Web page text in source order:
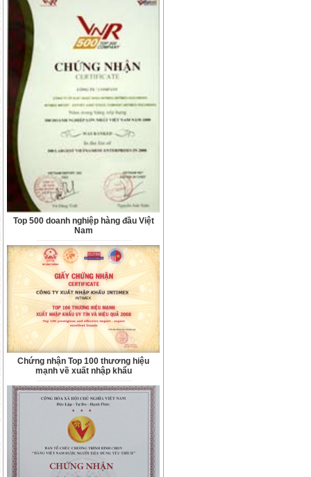
Top 500 doanh nghiệp hàng đầu Việt
Nam
Chứng nhận Top 100 thương hiệu
mạnh về xuất nhập khẩu